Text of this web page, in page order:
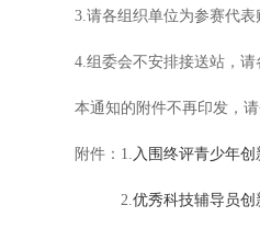
3.请各组织单位为参赛代表
4.组委会不安排接送站，请
本通知的附件不再印发，请
附件：1. 入围终评青少年创
2.优秀科技辅导员创